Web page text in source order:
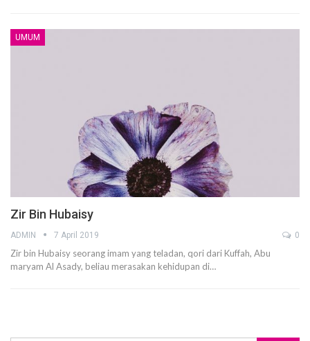
UMUM
Zir Bin Hubaisy
ADMIN 7 April 2019 0
Zir bin Hubaisy seorang imam yang teladan, qori dari Kuffah, Abu
maryam Al Asady, beliau merasakan kehidupan di…